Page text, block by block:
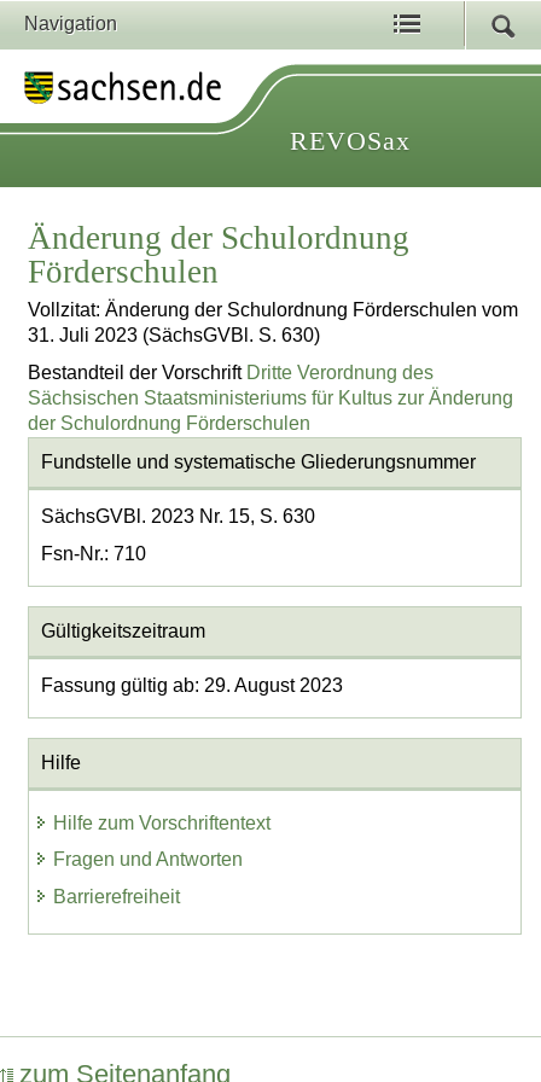
Navigation
REVOSax
Änderung der Schulordnung
Förderschulen
Vollzitat: Änderung der Schulordnung Förderschulen vom
31. Juli 2023 (SächsGVBl. S. 630)
Bestandteil der Vorschrift Dritte Verordnung des
Sächsischen Staatsministeriums für Kultus zur Änderung
der Schulordnung Förderschulen
Fundstelle und systematische Gliederungsnummer
SächsGVBl. 2023 Nr. 15, S. 630
Fsn-Nr.: 710
Gültigkeitszeitraum
Fassung gültig ab: 29. August 2023
Hilfe
Hilfe zum Vorschriftentext
Fragen und Antworten
Barrierefreiheit
zum Seitenanfang